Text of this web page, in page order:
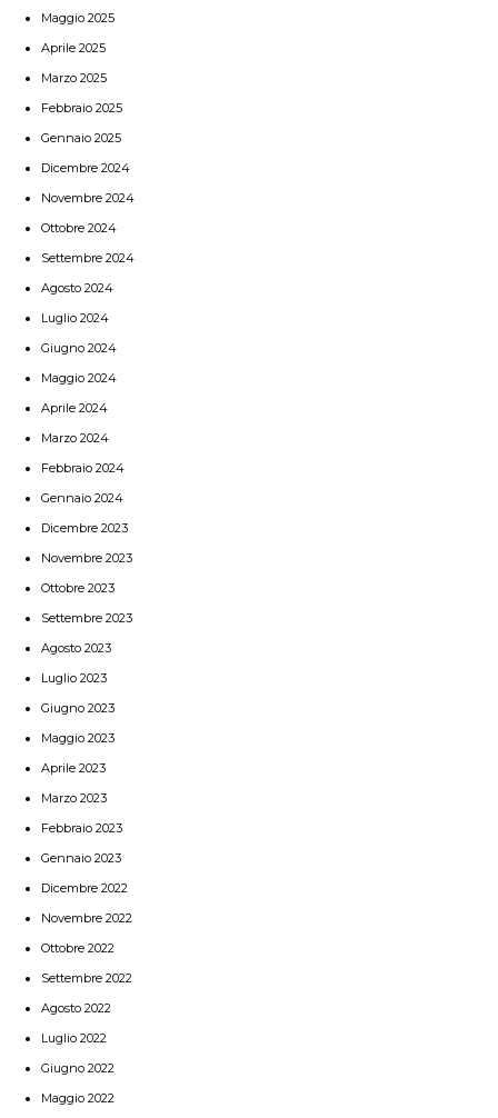
Maggio 2025
Aprile 2025
Marzo 2025
Febbraio 2025
Gennaio 2025
Dicembre 2024
Novembre 2024
Ottobre 2024
Settembre 2024
Agosto 2024
Luglio 2024
Giugno 2024
Maggio 2024
Aprile 2024
Marzo 2024
Febbraio 2024
Gennaio 2024
Dicembre 2023
Novembre 2023
Ottobre 2023
Settembre 2023
Agosto 2023
Luglio 2023
Giugno 2023
Maggio 2023
Aprile 2023
Marzo 2023
Febbraio 2023
Gennaio 2023
Dicembre 2022
Novembre 2022
Ottobre 2022
Settembre 2022
Agosto 2022
Luglio 2022
Giugno 2022
Maggio 2022